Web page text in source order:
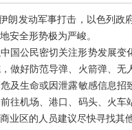
朗发动军事打击，以色列
安全形势极为严峻。
国公民密切关注形势发展
做好防范导弹、火箭弹、
及生命或因泄露敏感信息
往机场、港口、码头、火
业区的人员建议尽快寻找